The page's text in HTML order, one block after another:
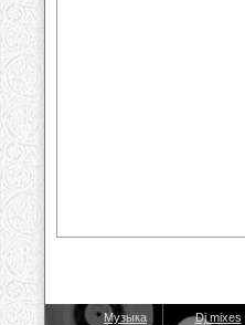
Музыка Dj mixes